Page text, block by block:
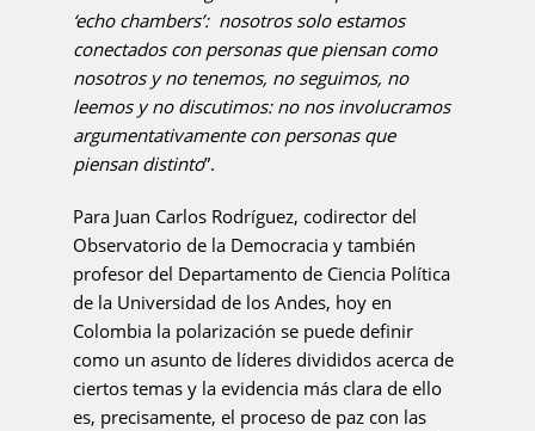
‘echo chambers’: nosotros solo estamos
conectados con personas que piensan como
nosotros y no tenemos, no seguimos, no
leemos y no discutimos: no nos involucramos
argumentativamente con personas que
piensan distinto”.
Para Juan Carlos Rodríguez, codirector del
Observatorio de la Democracia y también
profesor del Departamento de Ciencia Política
de la Universidad de los Andes, hoy en
Colombia la polarización se puede definir
como un asunto de líderes divididos acerca de
ciertos temas y la evidencia más clara de ello
es, precisamente, el proceso de paz con las